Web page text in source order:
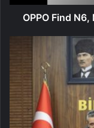
OPPO Find